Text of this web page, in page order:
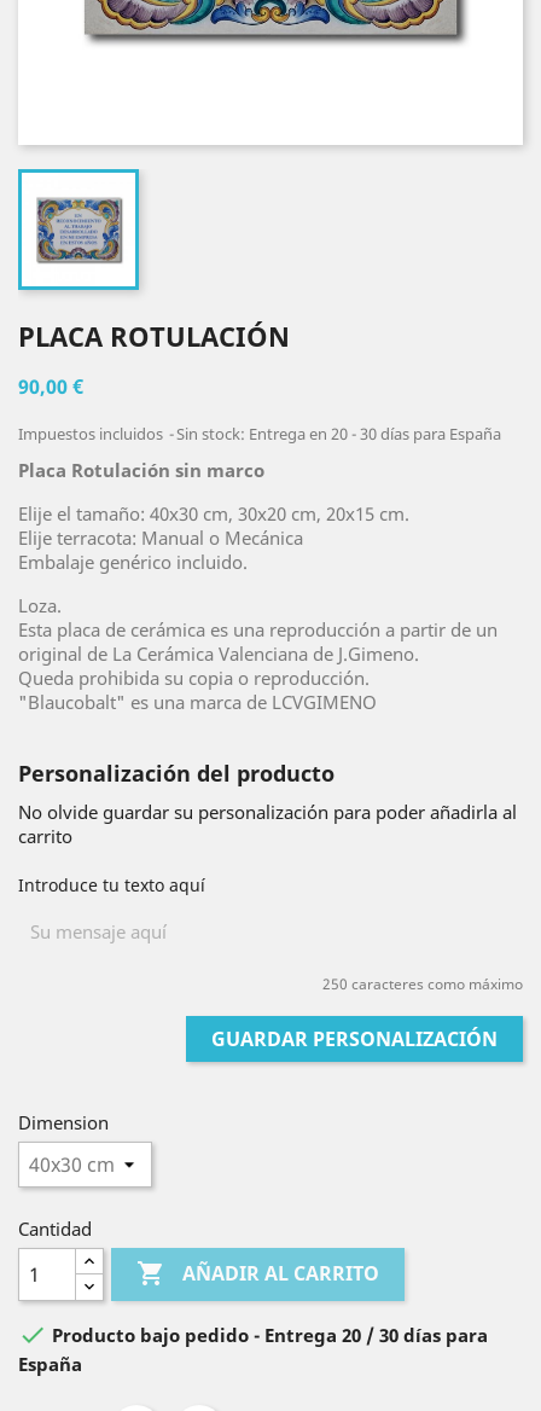
PLACA ROTULACIÓN
90,00 €
Impuestos incluidos Sin stock: Entrega en 20 - 30 días para España
Placa Rotulación sin marco
Elije el tamaño: 40x30 cm, 30x20 cm, 20x15 cm.
Elije terracota: Manual o Mecánica
Embalaje genérico incluido.
Loza.
Esta placa de cerámica es una reproducción a partir de un
original de La Cerámica Valenciana de J.Gimeno.
Queda prohibida su copia o reproducción.
"Blaucobalt" es una marca de LCVGIMENO
Personalización del producto
No olvide guardar su personalización para poder añadirla al
carrito
Introduce tu texto aquí
250 caracteres como máximo
GUARDAR PERSONALIZACIÓN
Dimension
Cantidad
 AÑADIR AL CARRITO
 Producto bajo pedido - Entrega 20 / 30 días para
España